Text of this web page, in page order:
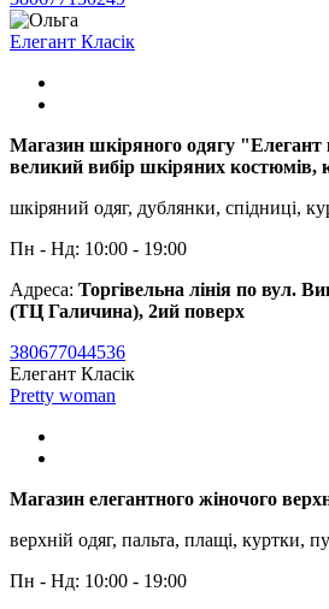
Елегант Класік
Магазин шкіряного одягу "Елегант
великий вибір шкіряних костюмів,
шкіряний одяг, дублянки, спідниці,
Пн - Нд: 10:00 - 19:00
Адреса: Торгівельна лінія по вул.
(ТЦ Галичина), 2ий поверх
380677044536
Елегант Класік
Pretty woman
Магазин елегантного жіночого
верхній одяг, пальта, плащі, куртки,
Пн - Нд: 10:00 - 19:00